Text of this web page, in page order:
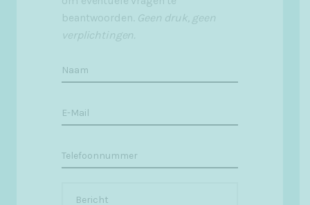
beantwoorden. Geen druk, geen
verplichtingen.